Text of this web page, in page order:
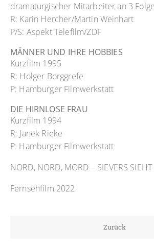
dramaturgischer Mitarbeiter an 3
R: Karin Hercher/Martin Weinhart
P/S: Aspekt Telefilm/ZDF
MÄNNER UND IHRE HOBBIES
Kurzfilm 1995
R: Holger Borggrefe
P: Hamburger Filmwerkstatt
DIE HIRNLOSE FRAU
Kurzfilm 1994
R: Janek Rieke
P: Hamburger Filmwerkstatt
NORD, NORD, MORD – SIEVERS SIEHT
Fernsehfilm 2022
Zurück